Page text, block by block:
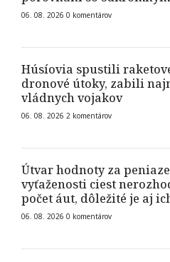
06. 08. 2026 0 komentárov
Húsíovia spustili
dronové útoky, zabili
vládnych vojakov
06. 08. 2026 2 komentárov
Útvar hodnoty za
vyťaženosti ciest
počet áut, dôležité je aj
06. 08. 2026 0 komentárov